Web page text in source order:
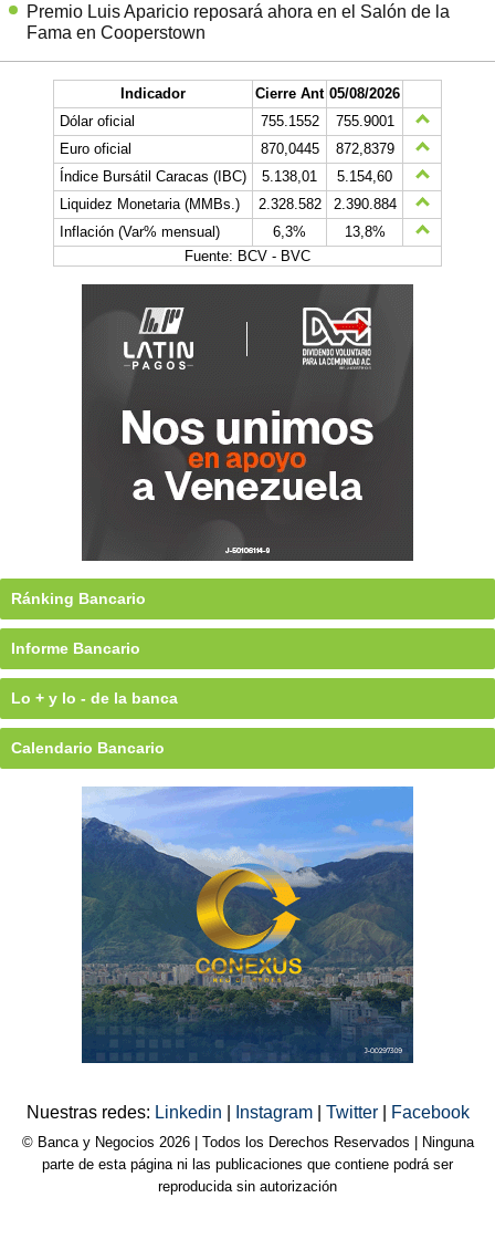
Premio Luis Aparicio reposará ahora en el Salón de la
Fama en Cooperstown
Indicador Cierre Ant 05/08/2026
Dólar oficial
755.1552
755.9001
Euro oficial
870,0445
872,8379
Índice Bursátil Caracas (IBC)
5.138,01
5.154,60
Liquidez Monetaria (MMBs.)
2.328.582
2.390.884
Inflación (Var% mensual)
6,3%
13,8%
Fuente: BCV - BVC
Ránking Bancario
Informe Bancario
Lo + y lo - de la banca
Calendario Bancario
Nuestras redes: Linkedin Instagram Twitter Facebook
© Banca y Negocios 2026 | Todos los Derechos Reservados | Ninguna
parte de esta página ni las publicaciones que contiene podrá ser
reproducida sin autorización